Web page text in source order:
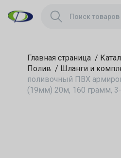
Главная страница /
Полив / Шланги и
поливочный ПВХ
(19мм) 20м, 160 грамм,
Дзержинск